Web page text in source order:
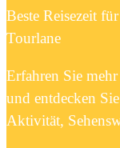
Beste Reisezeit
Tourlane
Erfahren Sie
und entdecken
Aktivität,